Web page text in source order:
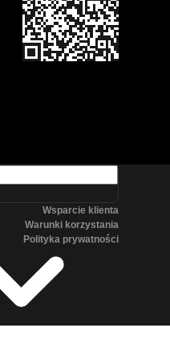
Wsparcie klienta
Warunki korzystania
Polityka prywatności